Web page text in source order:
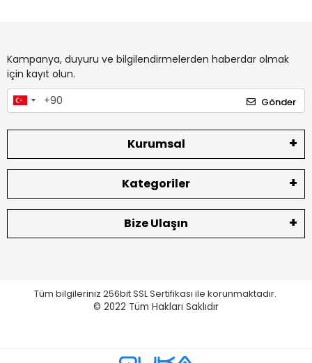
Kampanya, duyuru ve bilgilendirmelerden haberdar olmak
için kayıt olun.
Gönder
Kurumsal
Kategoriler
Bize Ulaşın
Tüm bilgileriniz 256bit SSL Sertifikası ile korunmaktadır.
© 2022 Tüm Hakları Saklıdır